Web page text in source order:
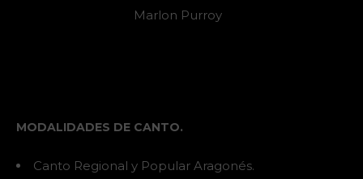
Marlon Purroy
MODALIDADES DE CANTO.
Canto Regional y Popular Aragonés.